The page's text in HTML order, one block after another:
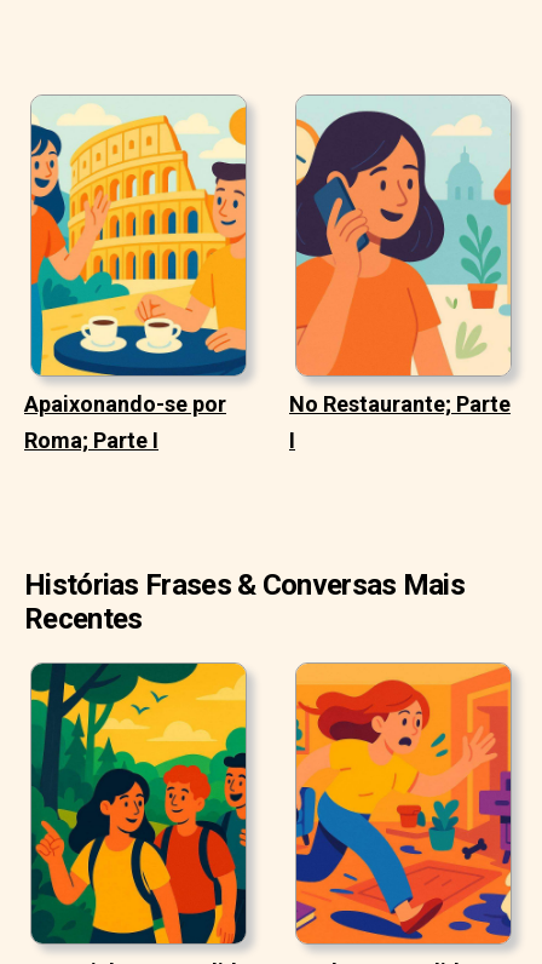
Apaixonando-se por
Roma; Parte I
No Restaurante; Parte
I
Histórias Frases & Conversas Mais
Recentes